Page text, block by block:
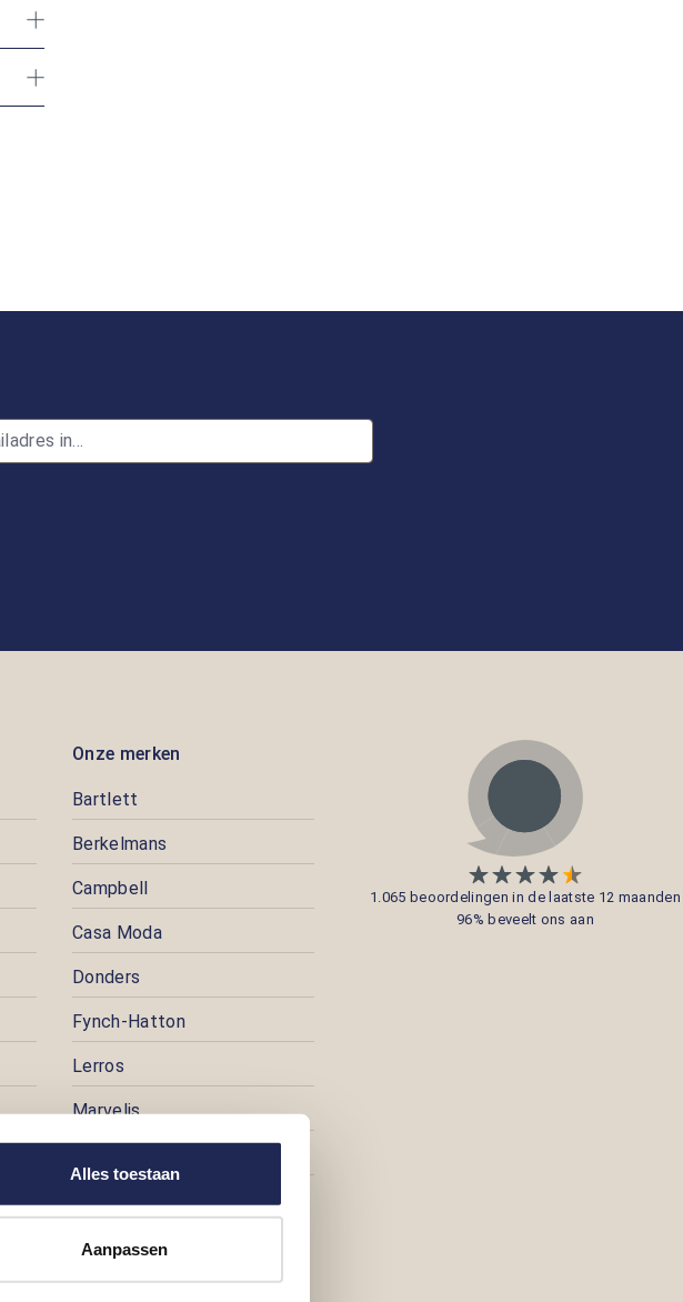
Alles toestaan
Aanpassen
Onze merken
Bartlett
Berkelmans
Campbell
Casa Moda
Donders
Fynch-Hatton
Lerros
Marvelis
1.065 beoordelingen in de laatste 12 maanden
96% beveelt ons aan